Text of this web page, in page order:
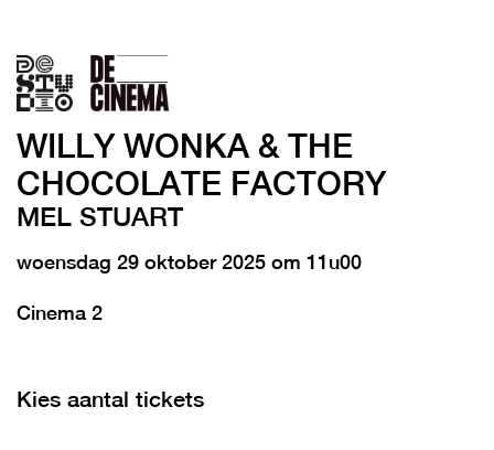
WILLY WONKA & THE
CHOCOLATE FACTORY
MEL STUART
woensdag 29 oktober 2025 om 11u00
Cinema 2
Kies aantal tickets